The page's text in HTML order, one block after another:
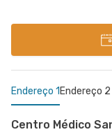
Endereço 1 Endereço 2
Centro Médico